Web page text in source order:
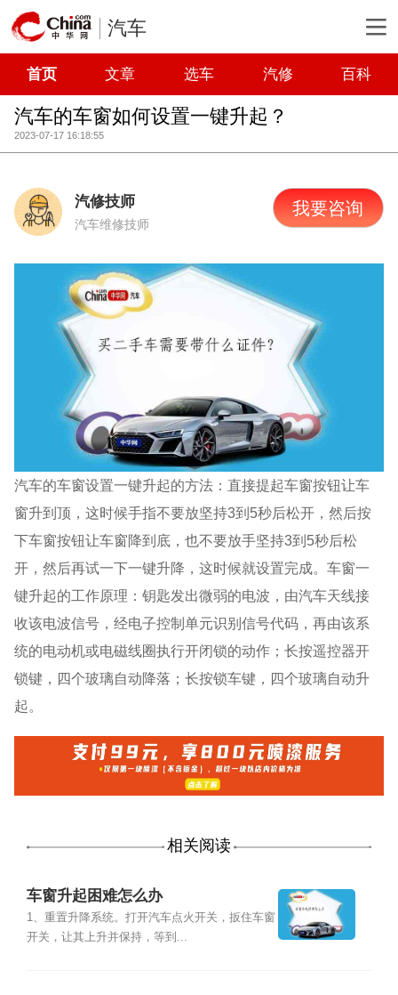
汽车
首页 文章 选车 汽修 百科
汽车的车窗如何设置一键升起？
2023-07-17 16:18:55
汽修技师
汽车维修技师
我要咨询
汽车的车窗设置一键升起的方法：直接提起车窗按钮让车
窗升到顶，这时候手指不要放坚持3到5秒后松开，然后按
下车窗按钮让车窗降到底，也不要放手坚持3到5秒后松
开，然后再试一下一键升降，这时候就设置完成。车窗一
键升起的工作原理：钥匙发出微弱的电波，由汽车天线接
收该电波信号，经电子控制单元识别信号代码，再由该系
统的电动机或电磁线圈执行开闭锁的动作；长按遥控器开
锁键，四个玻璃自动降落；长按锁车键，四个玻璃自动升
起。
相关阅读
车窗升起困难怎么办
1、重置升降系统。打开汽车点火开关，扳住车窗
开关，让其上升并保持，等到...